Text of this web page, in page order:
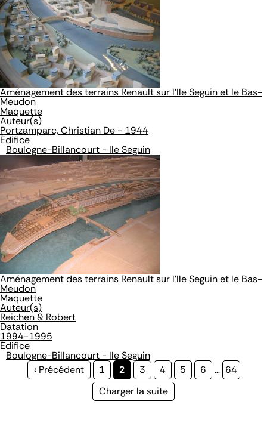
Aménagement des terrains Renault sur l'Ile Seguin et le Bas-
Meudon
Maquette
Auteur(s)
Portzamparc, Christian De - 1944
Édifice
Boulogne-Billancourt - Ile Seguin
Aménagement des terrains Renault sur l'Ile Seguin et le Bas-
Meudon
Maquette
Auteur(s)
Reichen & Robert
Datation
1994-1995
Édifice
Boulogne-Billancourt - Ile Seguin
Page
‹ Précédent Page
1
Page
courante
2 Page
3 Page
4 Page
5 Page
6 … Page
64
Page
Charger la suite